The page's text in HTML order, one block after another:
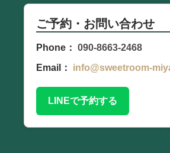
ご予約・お問い合わせ
Phone： 090-8663-2468
Email：
info@sweetroom-
LINEで予約する